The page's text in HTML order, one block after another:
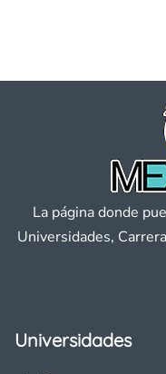
La página donde
Universidades,
Universidades